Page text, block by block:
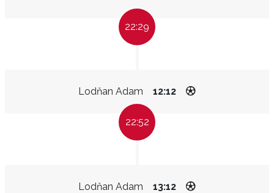
22:29
Lodňan Adam 12:12
22:52
Lodňan Adam 13:12